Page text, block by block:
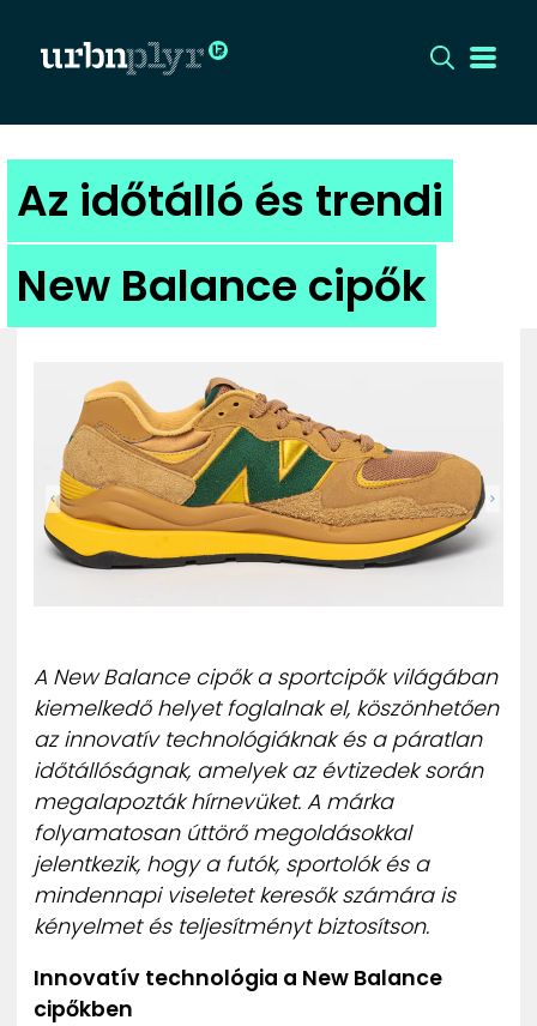
CÍMLAP
DIZÁJN
DIVAT
HIP
KULT
UTCA
ZENE
PR-ARCHÍVUM
ADATKEZELÉSI TÁJÉKOZTATÓ
Az időtálló és trendi
New Balance cipők
A New Balance cipők a sportcipők világában
kiemelkedő helyet foglalnak el, köszönhetően
az innovatív technológiáknak és a páratlan
időtállóságnak, amelyek az évtizedek során
megalapozták hírnevüket. A márka
folyamatosan úttörő megoldásokkal
jelentkezik, hogy a futók, sportolók és a
mindennapi viseletet keresők számára is
kényelmet és teljesítményt biztosítson.
Innovatív technológia a New Balance
cipőkben